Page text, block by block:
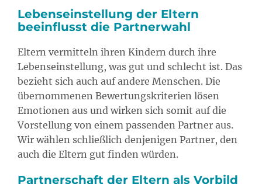
Lebenseinstellung der Eltern
beeinflusst die Partnerwahl
Eltern vermitteln ihren Kindern durch ihre
Lebenseinstellung, was gut und schlecht ist. Das
bezieht sich auch auf andere Menschen. Die
übernommenen Bewertungskriterien lösen
Emotionen aus und wirken sich somit auf die
Vorstellung von einem passenden Partner aus.
Wir wählen schließlich denjenigen Partner, den
auch die Eltern gut finden würden.
Partnerschaft der Eltern als Vorbild